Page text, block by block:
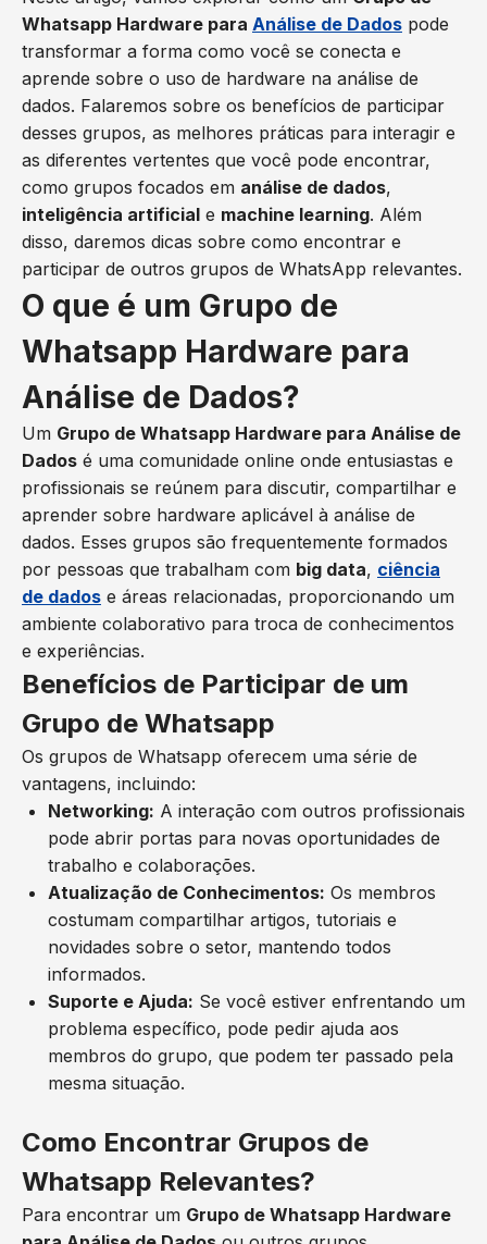
Whatsapp Hardware para Análise de Dados pode
transformar a forma como você se conecta e
aprende sobre o uso de hardware na análise de
dados. Falaremos sobre os benefícios de participar
desses grupos, as melhores práticas para interagir e
as diferentes vertentes que você pode encontrar,
como grupos focados em análise de dados,
inteligência artificial e machine learning. Além
disso, daremos dicas sobre como encontrar e
participar de outros grupos de WhatsApp relevantes.
O que é um Grupo de
Whatsapp Hardware para
Análise de Dados?
Um Grupo de Whatsapp Hardware para Análise de
Dados é uma comunidade online onde entusiastas e
profissionais se reúnem para discutir, compartilhar e
aprender sobre hardware aplicável à análise de
dados. Esses grupos são frequentemente formados
por pessoas que trabalham com big data, ciência
de dados e áreas relacionadas, proporcionando um
ambiente colaborativo para troca de conhecimentos
e experiências.
Benefícios de Participar de um
Grupo de Whatsapp
Os grupos de Whatsapp oferecem uma série de
vantagens, incluindo:
Networking: A interação com outros profissionais
pode abrir portas para novas oportunidades de
trabalho e colaborações.
Atualização de Conhecimentos: Os membros
costumam compartilhar artigos, tutoriais e
novidades sobre o setor, mantendo todos
informados.
Suporte e Ajuda: Se você estiver enfrentando um
problema específico, pode pedir ajuda aos
membros do grupo, que podem ter passado pela
mesma situação.
Como Encontrar Grupos de
Whatsapp Relevantes?
Para encontrar um Grupo de Whatsapp Hardware